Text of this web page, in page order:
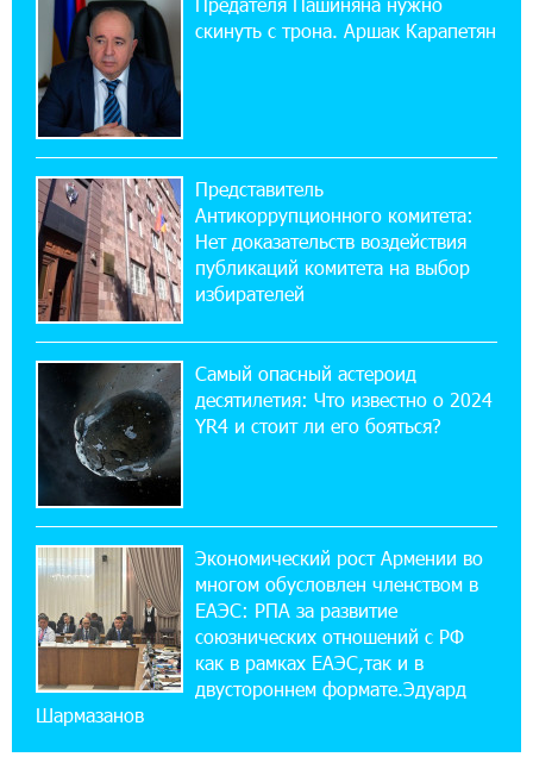
11:03:52 31-07-2026
Если Израиль использует тему Геноцида
армян против Эрдогана, то что для него
значит сам Геноцид?
ВТБ (Армения): вклад «Стабильный» — до
10% годовых и оформление в мобильном
приложении
17:03:49 30-07-2026
Платформа Rate.Trading на Seaside Startup
14:44:13 29-07-2026
Состоялось открытие Khachaturian Rooftop
при поддержке IDBank
18:38:18 28-07-2026
Пашинян ты упустил свой шанс уйти
спокойно. Аршак Карапетян
12:04:53 28-07-2026
Обновленный Центр продаж и обслуживания
Ucom открылся по адресу ул. Шаумяна, 24/2
в Арарате
Предателя Пашиняна нужно
скинуть с трона. Аршак Карапетян
Представитель
Антикоррупционного комитета:
Нет доказательств воздействия
публикаций комитета на выбор
избирателей
Самый опасный астероид
десятилетия: Что известно о 2024
YR4 и стоит ли его бояться?
Экономический рост Армении во
многом обусловлен членством в
ЕАЭС: РПА за развитие
союзнических отношений с РФ
как в рамках ЕАЭС,так и в
двустороннем формате.Эдуард
Шармазанов